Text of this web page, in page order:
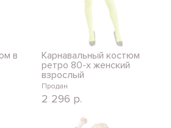
в
Карнавальный костюм
ретро 80-х женский
взрослый
Продан
2 296 р.